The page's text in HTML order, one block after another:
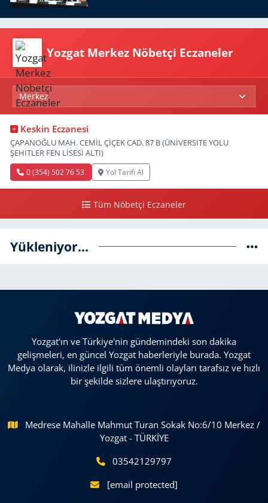
Yozgat Merkez Nöbetçi Eczaneler
Keskin Eczanesi
ÇAPANOĞLU MAH. CEMİL ÇİÇEK CAD. 87 B (ÜNİVERSİTE YOLU
ŞEHİTLER FEN LİSESİ ALTI)
0 (354) 502 76 53 Yol Tarifi Al
Tüm Nöbetçi Eczaneler
Yükleniyor...
Yozgat'ın ve Türkiye'nin gündemindeki son dakika
gelişmeleri, en güncel Yozgat haberleriyle burada. Yozgat
Medya olarak, ilinizle ilgili tüm önemli olayları tarafsız ve hızlı
bir şekilde sizlere ulaştırıyoruz.
Medrese Mahalle Mahmut Turan Sokak No:6/10 Merkez /
Yozgat - TÜRKİYE
03542129797
[email protected]